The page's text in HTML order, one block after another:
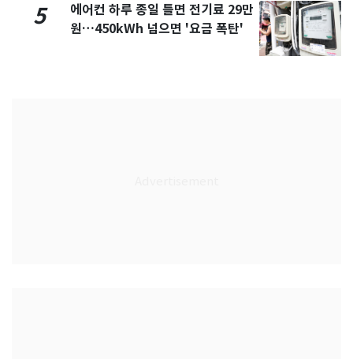
5
에어컨 하루 종일 틀면 전기료 29만
원…450kWh 넘으면 '요금 폭탄'